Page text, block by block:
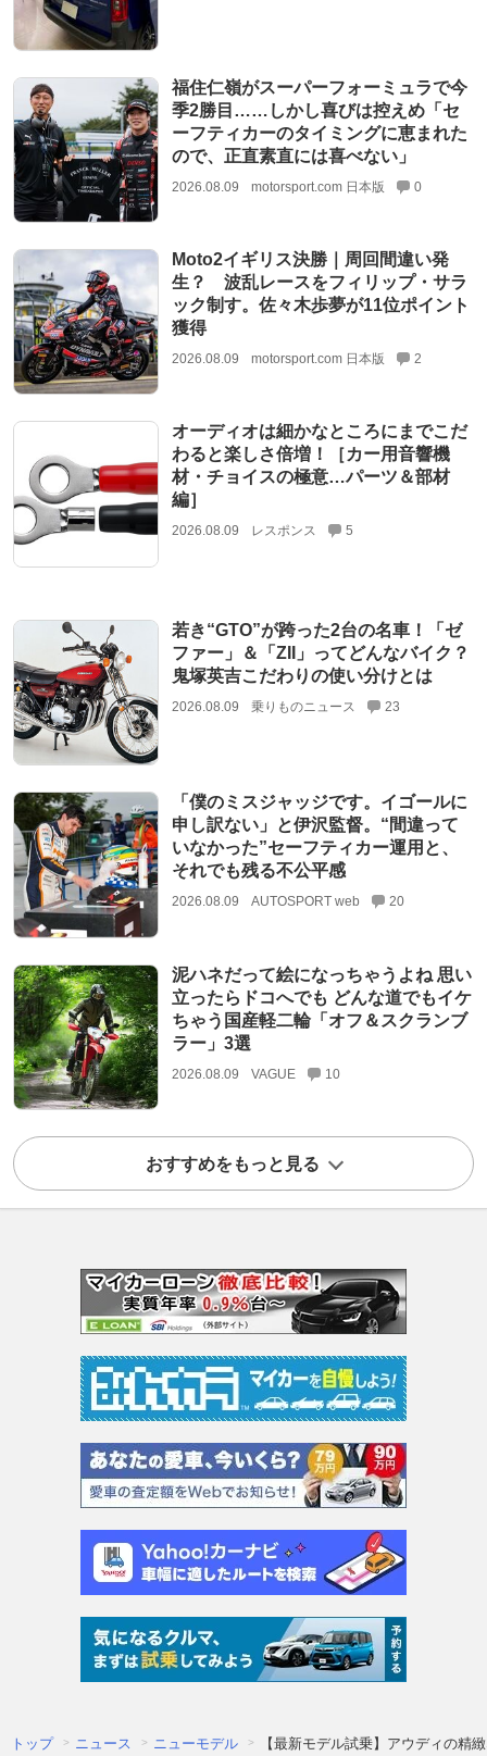
福住仁嶺がスーパーフォーミュラで今
季2勝目……しかし喜びは控えめ「セ
ーフティカーのタイミングに恵まれた
ので、正直素直には喜べない」
2026.08.09 motorsport.com 日本版 0
Moto2イギリス決勝｜周回間違い発
生？ 波乱レースをフィリップ・サラ
ック制す。佐々木歩夢が11位ポイント
獲得
2026.08.09 motorsport.com 日本版 2
オーディオは細かなところにまでこだ
わると楽しさ倍増！［カー用音響機
材・チョイスの極意…パーツ＆部材
編］
2026.08.09 レスポンス 5
若き“GTO”が跨った2台の名車！「ゼ
ファー」＆「ZII」ってどんなバイク？
鬼塚英吉こだわりの使い分けとは
2026.08.09 乗りものニュース 23
「僕のミスジャッジです。イゴールに
申し訳ない」と伊沢監督。“間違って
いなかった”セーフティカー運用と、
それでも残る不公平感
2026.08.09 AUTOSPORT web 20
泥ハネだって絵になっちゃうよね 思い
立ったらドコへでも どんな道でもイケ
ちゃう国産軽二輪「オフ＆スクランブ
ラー」3選
2026.08.09 VAGUE 10
おすすめをもっと見る
トップ ニュース ニューモデル 【最新モデル試乗】アウディの精